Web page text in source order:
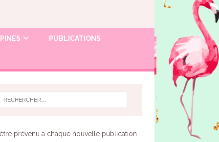
PUBLICATIONS
prévenu à chaque nouvelle publication